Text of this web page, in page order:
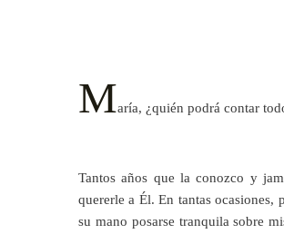
María, ¿quién podrá contar
Tantos años que la conozco y
quererle a Él. En tantas
su mano posarse tranquila sobre